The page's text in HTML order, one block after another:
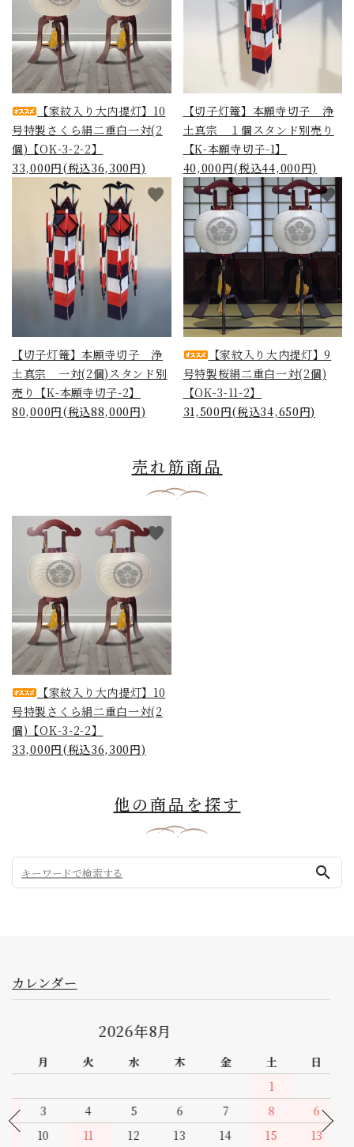
【家紋入り大内提灯】10
号特製さくら絹二重白一対(2
個)【OK-3-2-2】
33,000円(税込36,300円)
【切子灯篭】本願寺切子 浄
土真宗 １個スタンド別売り
【K-本願寺切子-1】
40,000円(税込44,000円)
【切子灯篭】本願寺切子 浄
土真宗 一対(2個)スタンド別
売り【K-本願寺切子-2】
80,000円(税込88,000円)
favorite
【家紋入り大内提灯】9
号特製桜絹二重白一対(2個)
【OK-3-11-2】
31,500円(税込34,650円)
favorite
売れ筋商品
【家紋入り大内提灯】10
号特製さくら絹二重白一対(2
個)【OK-3-2-2】
33,000円(税込36,300円)
favorite
他の商品を探す
search
カレンダー
2026年9月
日 月 火 水 木 金
土
13
14 15 16 17 18
19